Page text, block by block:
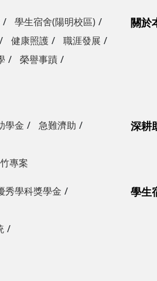
學生宿舍(陽明校區)
健康照護
職涯發展
榮譽事蹟
關於
學金
急難濟助
專案
深耕
秀學科獎學金
學生